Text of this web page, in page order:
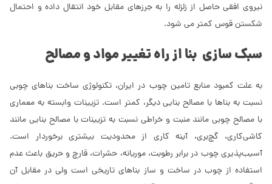
نیروی افقی حاصل از زلزله را به جرزهای مقابل خود انتقال داده و احتمال
شکستن قوس کمتر می شود.
سبک سازی بنا از راه تغییر مواد و مصالح
به علت کمبود منابع تامین چوب در ایران، تکنولوژی ساخت بناهای چوبی
نسبت به بناها با مصالح بنایی دیگر، کمتر است. تزیینات وابسته به معماری
با مصالح چوبی مانند منبت و خراطی نسبت به تزیینات با مصالح بنایی مانند
کاشی‌کاری، گچ‌بری، آینه کاری از محدودیت بیشتری برخوردار است.
آسیب‌پذیری چوب در برابر رطوبت، موریانه، حشرات، قارچ و حریق باعث عدم
استفاده از چوب در ساخت و ساز بناهای تاریخی است ولی در مقابل آن